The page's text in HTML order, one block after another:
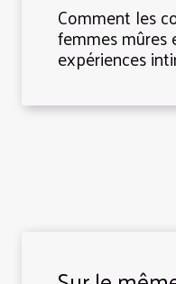
Comment les
femmes mûres
expériences